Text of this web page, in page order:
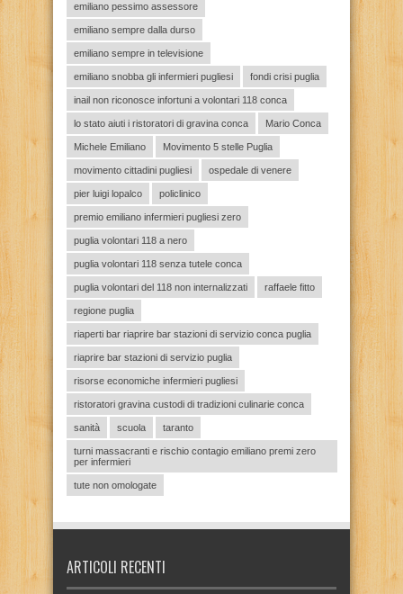
emiliano pessimo assessore
emiliano sempre dalla durso
emiliano sempre in televisione
emiliano snobba gli infermieri pugliesi fondi crisi puglia
inail non riconosce infortuni a volontari 118 conca
lo stato aiuti i ristoratori di gravina conca Mario Conca
Michele Emiliano Movimento 5 stelle Puglia
movimento cittadini pugliesi ospedale di venere
pier luigi lopalco policlinico
premio emiliano infermieri pugliesi zero
puglia volontari 118 a nero
puglia volontari 118 senza tutele conca
puglia volontari del 118 non internalizzati raffaele fitto
regione puglia
riaperti bar riaprire bar stazioni di servizio conca puglia
riaprire bar stazioni di servizio puglia
risorse economiche infermieri pugliesi
ristoratori gravina custodi di tradizioni culinarie conca
sanità scuola taranto
turni massacranti e rischio contagio emiliano premi zero
per infermieri
tute non omologate
ARTICOLI RECENTI